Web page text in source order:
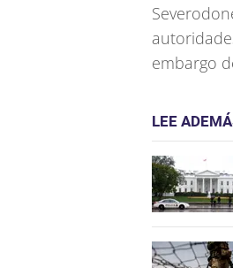
embargo
LEE